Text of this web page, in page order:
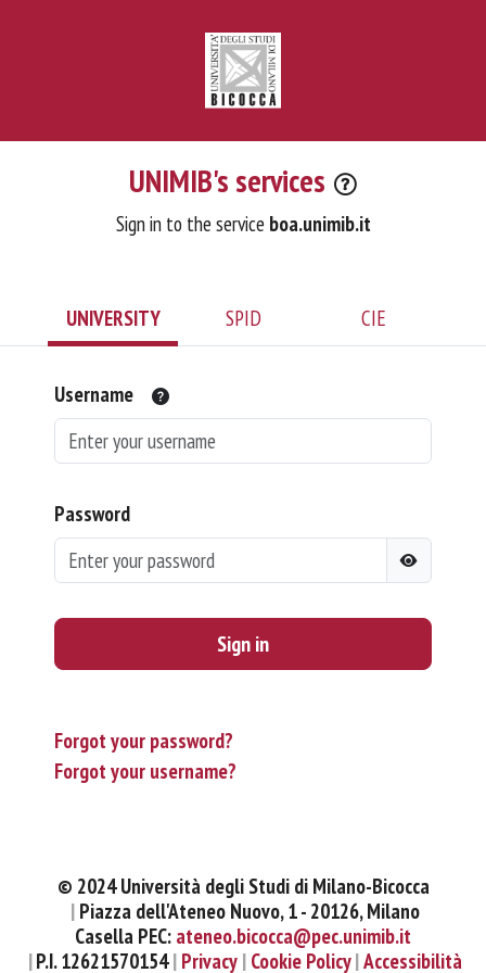
UNIMIB's services
Sign in to the service boa.unimib.it
UNIVERSITY SPID CIE
Username
Password
Sign in
Forgot your password?
Forgot your username?
© 2024 Università degli Studi di Milano-Bicocca
Piazza dell'Ateneo Nuovo, 1 - 20126, Milano
Casella PEC: ateneo.bicocca@pec.unimib.it
P.I. 12621570154 Privacy Cookie Policy Accessibilità